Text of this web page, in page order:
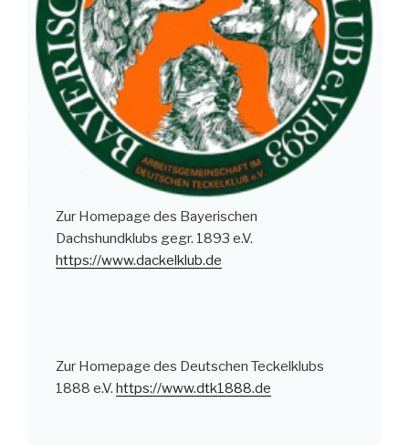
Zur Homepage des Bayerischen
Dachshundklubs gegr. 1893 e.V.
https://www.dackelklub.de
Zur Homepage des Deutschen Teckelklubs
1888 e.V.https://www.dtk1888.de